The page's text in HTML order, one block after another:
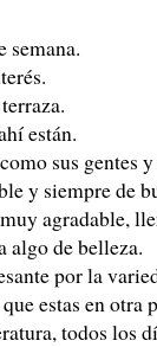
semana.
están.
sus gentes
y siempre de
agradable,
algo de belleza.
por la
estas en
todos los